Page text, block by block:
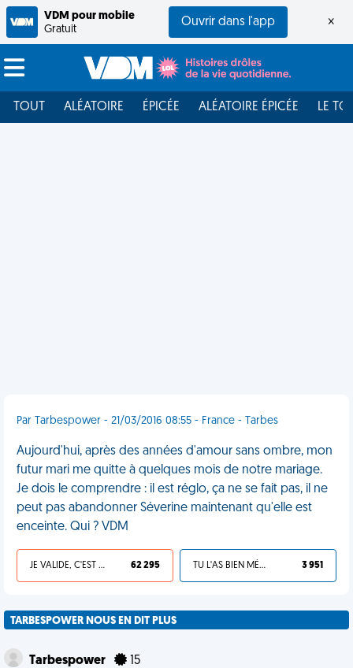
VDM pour mobile
Gratuit
Ouvrir dans l'app ×
TOUT ALÉATOIRE ÉPICÉE ALÉATOIRE ÉPICÉE LE
Par Tarbespower - 21/03/2016 08:55 - France - Tarbes
Aujourd'hui, après des années d'amour sans ombre, mon
futur mari me quitte à quelques mois de notre mariage.
Je dois le comprendre : il est réglo, ça ne se fait pas, il ne
peut pas abandonner Séverine maintenant qu'elle est
enceinte. Qui ? VDM
JE VALIDE, C'EST UNE VDM 62 295 TU L'AS BIEN MÉRITÉ 3 951
TARBESPOWER NOUS EN DIT PLUS
Tarbespower 15